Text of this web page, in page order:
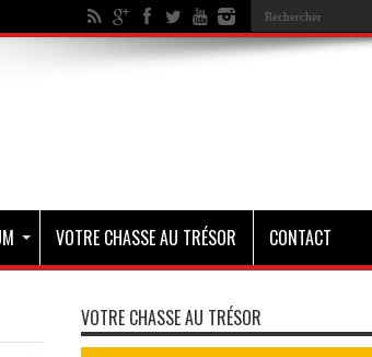
VOTRE CHASSE AU TRÉSOR CONTACT
VOTRE CHASSE AU TRÉSOR